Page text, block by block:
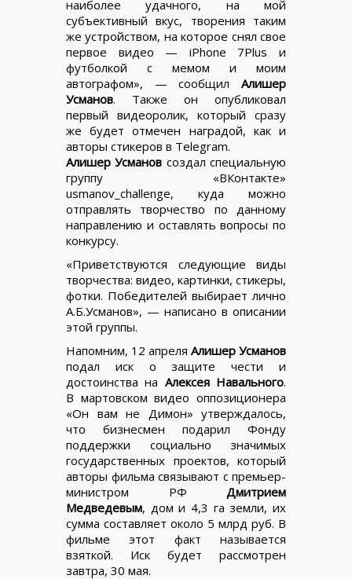
наиболее удачного, на мой
субъективный вкус, творения таким
же устройством, на которое снял свое
первое видео — iPhone 7Plus и
футболкой с мемом и моим
автографом», — сообщил Алишер
Усманов. Также он опубликовал
первый видеоролик, который сразу
же будет отмечен наградой, как и
авторы стикеров в Telegram.
Алишер Усманов создал специальную
группу «ВКонтакте»
usmanov_challenge, куда можно
отправлять творчество по данному
направлению и оставлять вопросы по
конкурсу.
«Приветствуются следующие виды
творчества: видео, картинки, стикеры,
фотки. Победителей выбирает лично
А.Б.Усманов», — написано в описании
этой группы.
Напомним, 12 апреля Алишер Усманов
подал иск о защите чести и
достоинства на Алексея Навального.
В мартовском видео оппозиционера
«Он вам не Димон» утверждалось,
что бизнесмен подарил Фонду
поддержки социально значимых
государственных проектов, который
авторы фильма связывают с премьер-
министром РФ Дмитрием
Медведевым, дом и 4,3 га земли, их
сумма составляет около 5 млрд руб. В
фильме этот факт называется
взяткой. Иск будет рассмотрен
завтра, 30 мая.